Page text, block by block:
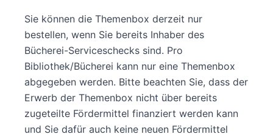
Sie können die Themenbox derzeit nur
bestellen, wenn Sie bereits Inhaber des
Bücherei-Serviceschecks sind. Pro
Bibliothek/Bücherei kann nur eine Themenbox
abgegeben werden. Bitte beachten Sie, dass der
Erwerb der Themenbox nicht über bereits
zugeteilte Fördermittel finanziert werden kann
und Sie dafür auch keine neuen Fördermittel